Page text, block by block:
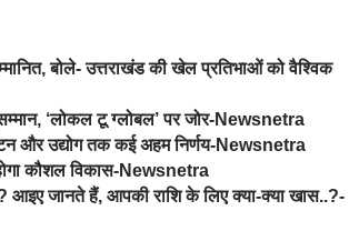
बोले- उत्तराखंड की खेल प्रतिभाओं को वैश्विक
सम्मान, ‘लोकल टू ग्लोबल’ पर जोर-Newsnetra
और उद्योग तक कई अहम निर्णय-Newsnetra
कौशल विकास-Newsnetra
जानते हैं, आपकी राशि के लिए क्या-क्या खास..?-